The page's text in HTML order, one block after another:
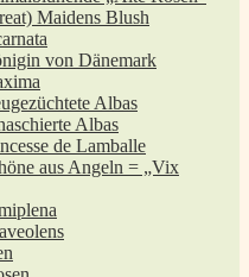
Maidens Blush
von Dänemark
Albas
Albas
de Lamballe
aus Angeln = „Vix